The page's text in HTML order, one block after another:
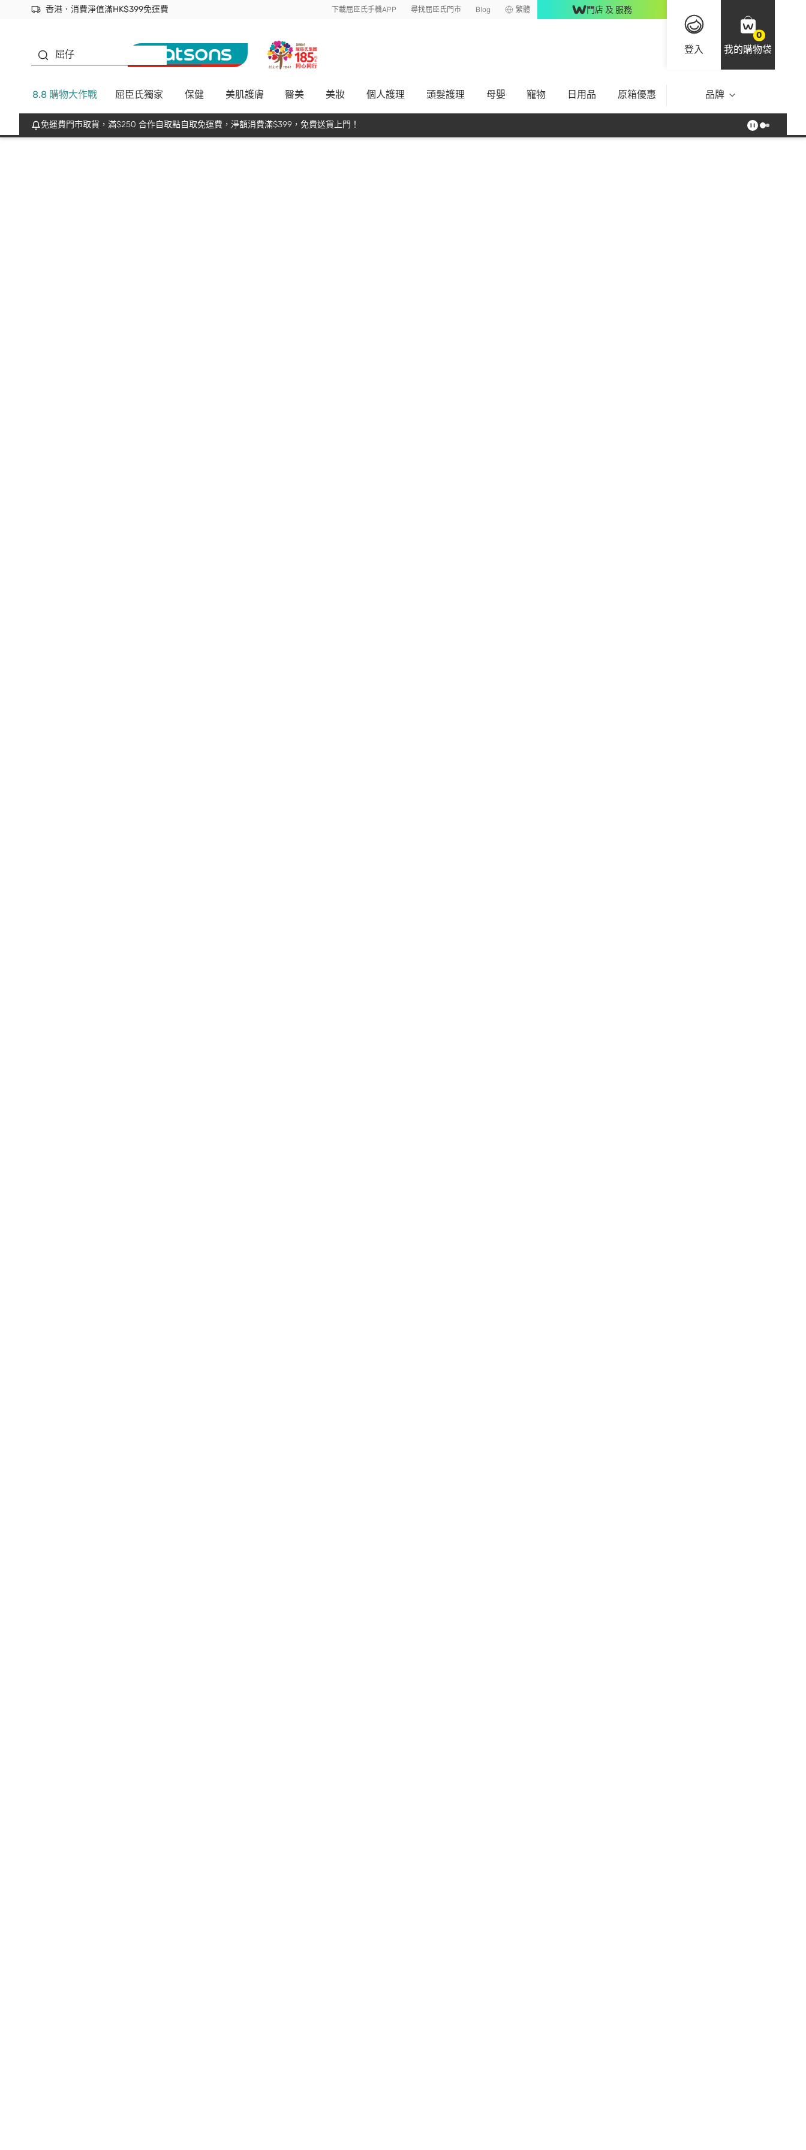
香港．消費淨值滿HK$399免運費
立即成為易賞錢會員盡享獨家優惠
首次APP下單買滿$450 輸入 NEWAPP 即減$50 下載屈臣氏手機APP 尋找屈臣氏門市 Blog 繁體 門店 及 服務
登入
0
我的購物袋
屈仔
8.8 購物大作戰 屈臣氏獨家 保健 美肌護膚 醫美 美妝 個人護理 頭髮護理 母嬰 寵物 日用品 原箱優惠 品牌
免運費門市取貨，滿$250 合作自取點自取免運費，淨額消費滿$399，免費送貨上門！